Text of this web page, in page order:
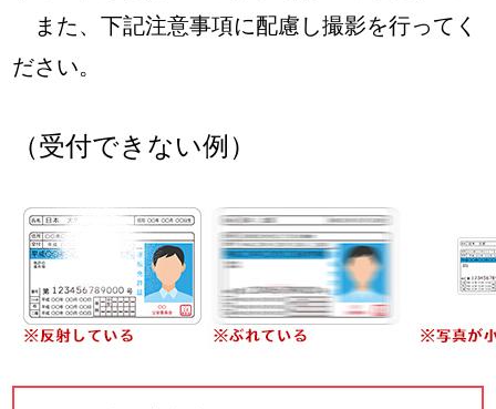
また、下記注意事項に配慮し撮影を行ってく
ださい。
（受付できない例）